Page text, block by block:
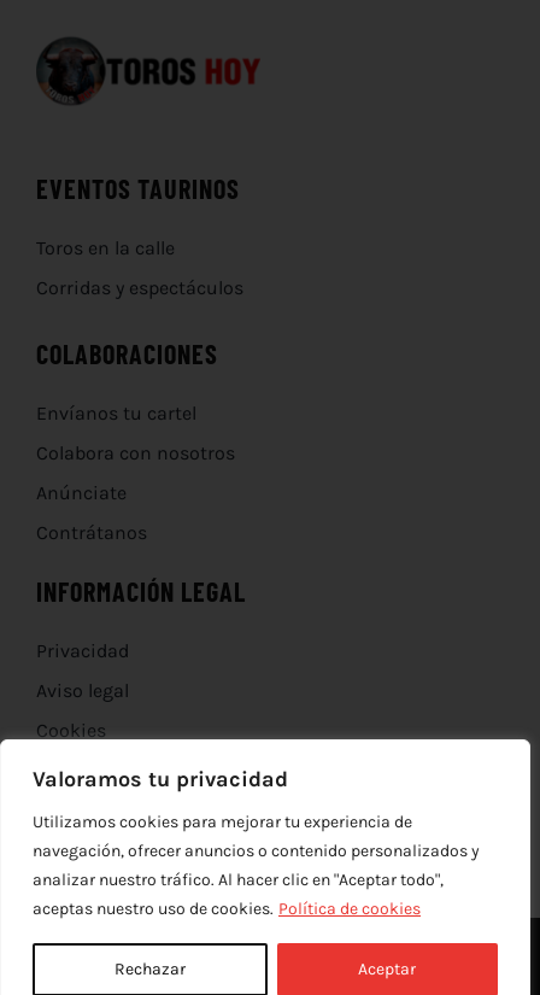
Valoramos tu privacidad
Utilizamos cookies para mejorar tu experiencia de
navegación, ofrecer anuncios o contenido personalizados y
analizar nuestro tráfico. Al hacer clic en "Aceptar todo",
aceptas nuestro uso de cookies. Política de cookies
Rechazar Aceptar
EVENTOS TAURINOS
Toros en la calle
Corridas y espectáculos
COLABORACIONES
Envíanos tu cartel
Colabora con nosotros
Anúnciate
Contrátanos
INFORMACIÓN LEGAL
Privacidad
Aviso legal
Cookies
Devoluciones
© Copyright 2012 - 2026 | | Todos los derechos reservados